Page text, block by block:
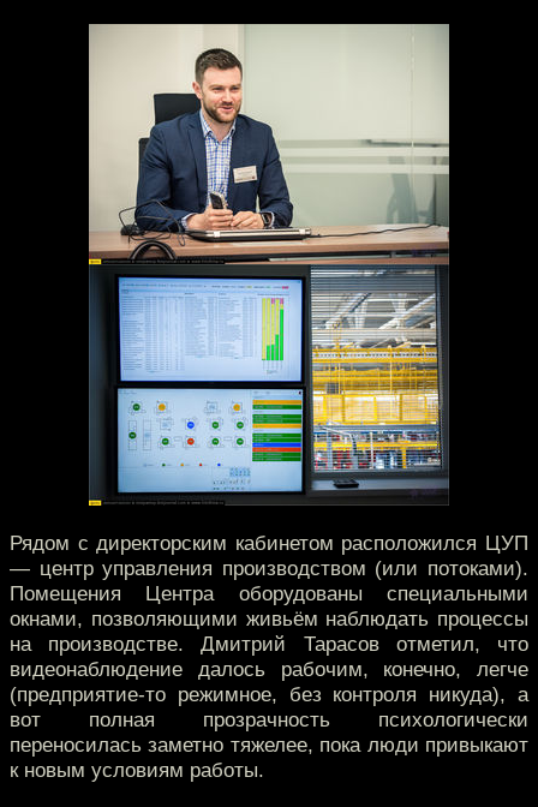
Рядом с директорским кабинетом расположился ЦУП
— центр управления производством (или потоками).
Помещения Центра оборудованы специальными
окнами, позволяющими живьём наблюдать процессы
на производстве. Дмитрий Тарасов отметил, что
видеонаблюдение далось рабочим, конечно, легче
(предприятие-то режимное, без контроля никуда), а
вот полная прозрачность психологически
переносилась заметно тяжелее, пока люди привыкают
к новым условиям работы.